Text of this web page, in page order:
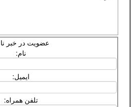
عضویت در خبر
نام:
ایمیل:
تلفن همراه: